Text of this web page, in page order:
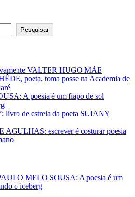
Pesquisar
VALTER HUGO MÃE
poeta, toma posse na Academia de
A poesia é um fiapo de sol
livro de estreia da poeta SUIANY
escrever é costurar poesia
MELO SOUSA: A poesia é um
o iceberg